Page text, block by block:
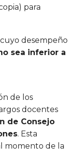
para
desempeño
sea inferior a
de los
docentes
de Consejo
. Esta
momento de la